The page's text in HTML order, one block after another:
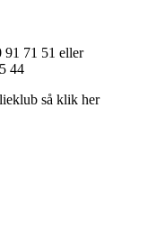
91 71 51 eller
44
så klik her